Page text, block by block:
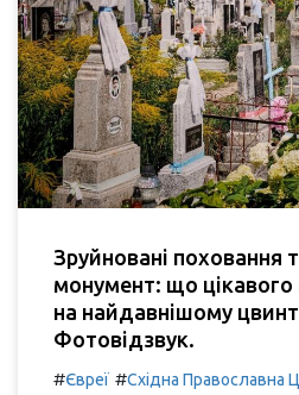
Зруйновані поховання
монумент: що
на найдавнішому
Фотовідзвук.
#Євреї #Східна Православна